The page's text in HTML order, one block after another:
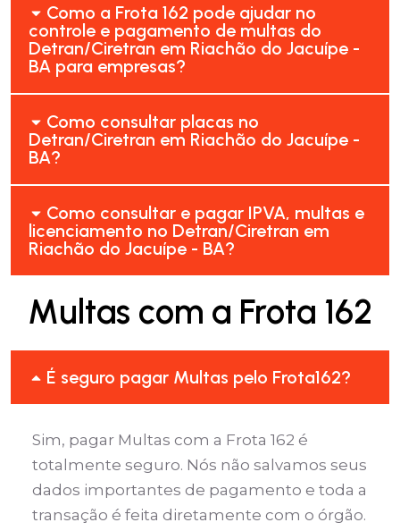
Como a Frota 162 pode ajudar no
controle e pagamento de multas do
Detran/Ciretran em Riachão do Jacuípe -
BA para empresas?
Como consultar placas no
Detran/Ciretran em Riachão do Jacuípe -
BA?
Como consultar e pagar IPVA, multas e
licenciamento no Detran/Ciretran em
Riachão do Jacuípe - BA?
Multas com a Frota 162
É seguro pagar Multas pelo Frota162?
Sim, pagar Multas com a Frota 162 é
totalmente seguro. Nós não salvamos seus
dados importantes de pagamento e toda a
transação é feita diretamente com o órgão.